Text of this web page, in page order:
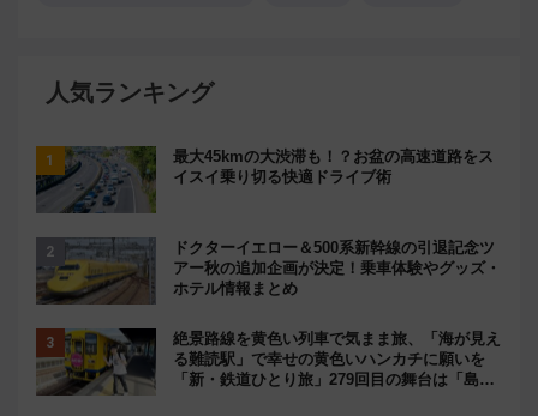
人気ランキング
最大45kmの大渋滞も！？お盆の高速道路をス
イスイ乗り切る快適ドライブ術
ドクターイエロー＆500系新幹線の引退記念ツ
アー秋の追加企画が決定！乗車体験やグッズ・
ホテル情報まとめ
絶景路線を黄色い列車で気まま旅、「海が見え
る難読駅」で幸せの黄色いハンカチに願いを
「新・鉄道ひとり旅」279回目の舞台は「島原